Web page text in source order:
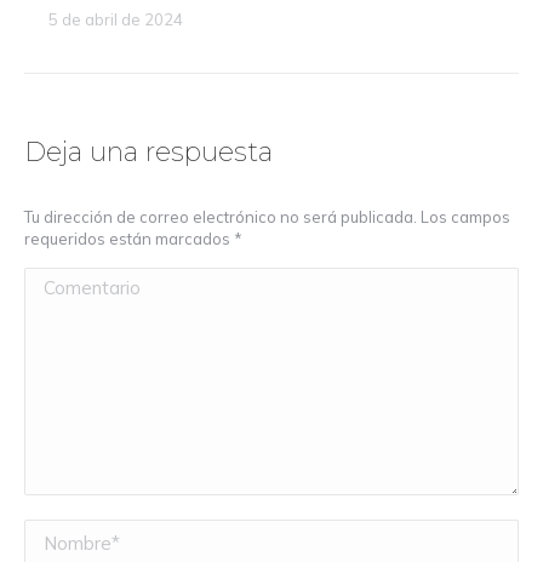
5 de abril de 2024
Deja una respuesta
Tu dirección de correo electrónico no será publicada. Los campos
requeridos están marcados *
Comentario
Nombre *